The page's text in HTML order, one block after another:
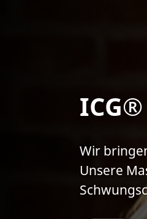
Wir
Unsere